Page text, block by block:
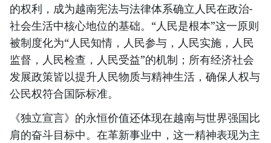
的权利，成为越南宪法与法律体系确立人民在政治-
社会生活中核心地位的基础。“人民是根本”这一原则
被制度化为“人民知情，人民参与，人民实施，人民
监督，人民检查，人民受益”的机制；所有经济社会
发展政策皆以提升人民物质与精神生活，确保人权与
公民权符合国际标准。
《独立宣言》的永恒价值还体现在越南与世界强国比
肩的奋斗目标中。在革新事业中，这一精神表现为主